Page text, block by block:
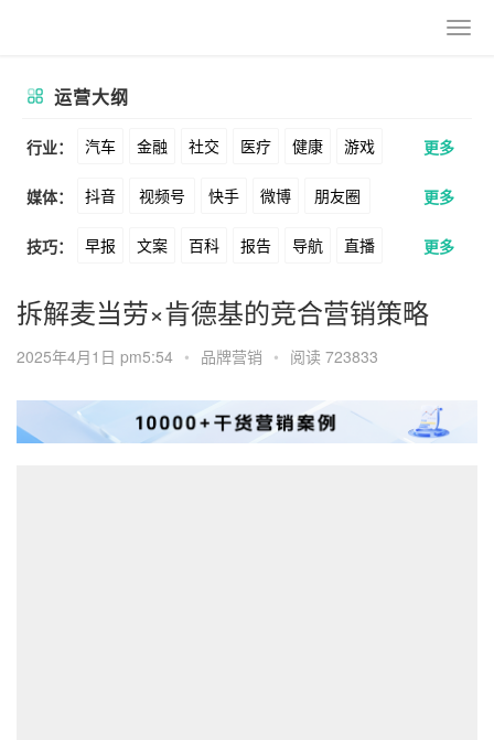
运营大纲
行业： 汽车 金融 社交 医疗 健康 游戏
动漫 美妆 美食 家装 教育 婚纱
酒旅 母婴 宠物 文娱 跨境 科技
广告 元宇宙 房地产
更多
媒体： 抖音 视频号 快手 微博 朋友圈
公众号 B站 小红书 头条 知乎
Soul 360 百度 搜狗 爱奇艺 美柚
美图 最右 神马 谷歌 Facebook
Tiktok YouTube Yahoo Bing
更多
技巧： 早报 文案 百科 报告 导航 直播
卖货 脚本 话术 电商 私域 社群
涨粉 广告 推广 方案 策划 案例
数据 拉新 活动 用户 海外
更多
拆解麦当劳×肯德基的竞合营销策略
2025年4月1日 pm5:54 • 品牌营销 • 阅读 723833